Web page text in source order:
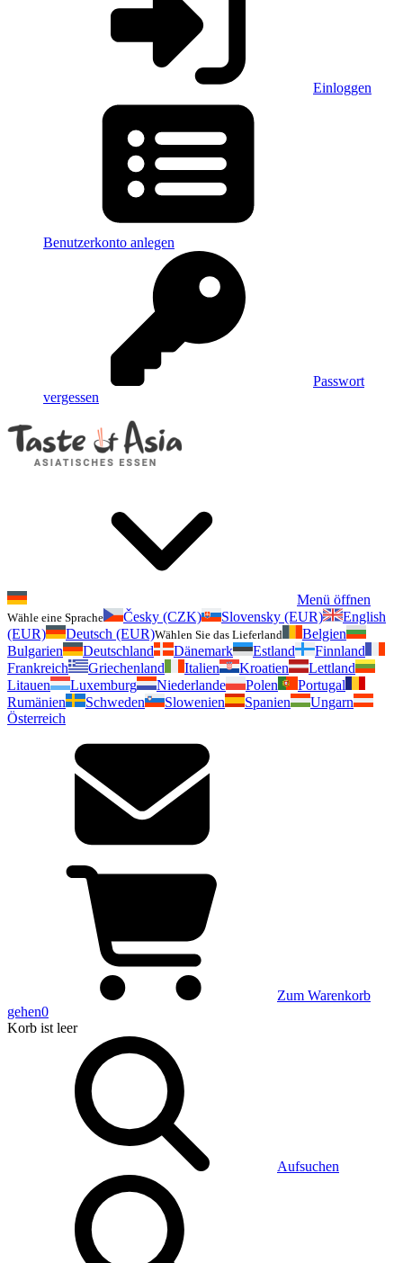
Einloggen
Benutzerkonto anlegen
Passwort
vergessen
Menü öffnen
Wähle eine Sprache Česky (CZK) Slovensky (EUR)
English
(EUR)
Deutsch (EUR)Wählen Sie das Lieferland
Belgien
Bulgarien
Deutschland Dänemark Estland
Finnland
Frankreich
Griechenland Italien Kroatien
Lettland
Litauen
Luxemburg Niederlande Polen
Portugal
Rumänien
Schweden Slowenien Spanien
Ungarn
Österreich
Zum Warenkorb
gehen0
Korb ist leer
Aufsuchen